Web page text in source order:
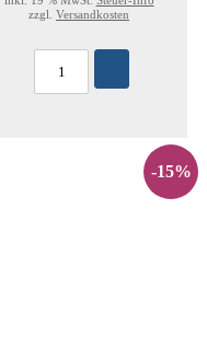
zzgl. Versandkosten
-15%